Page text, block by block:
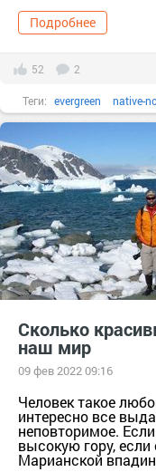
Подробнее
52 2
Теги: evergreen native-
Сколько
наш мир
09 фев 2022 09:16
Человек такое
интересно все
неповторимое.
высокую гору,
Марианской